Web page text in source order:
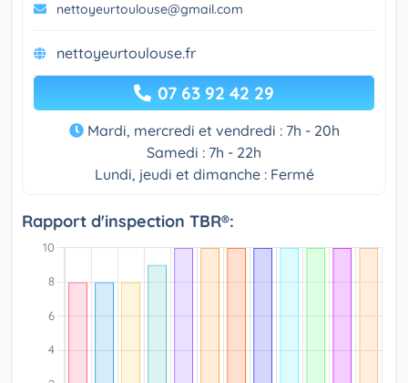
nettoyeurtoulouse@gmail.com
nettoyeurtoulouse.fr
07 63 92 42 29
Mardi, mercredi et vendredi : 7h - 20h
Samedi : 7h - 22h
Lundi, jeudi et dimanche : Fermé
Rapport d'inspection TBR®: